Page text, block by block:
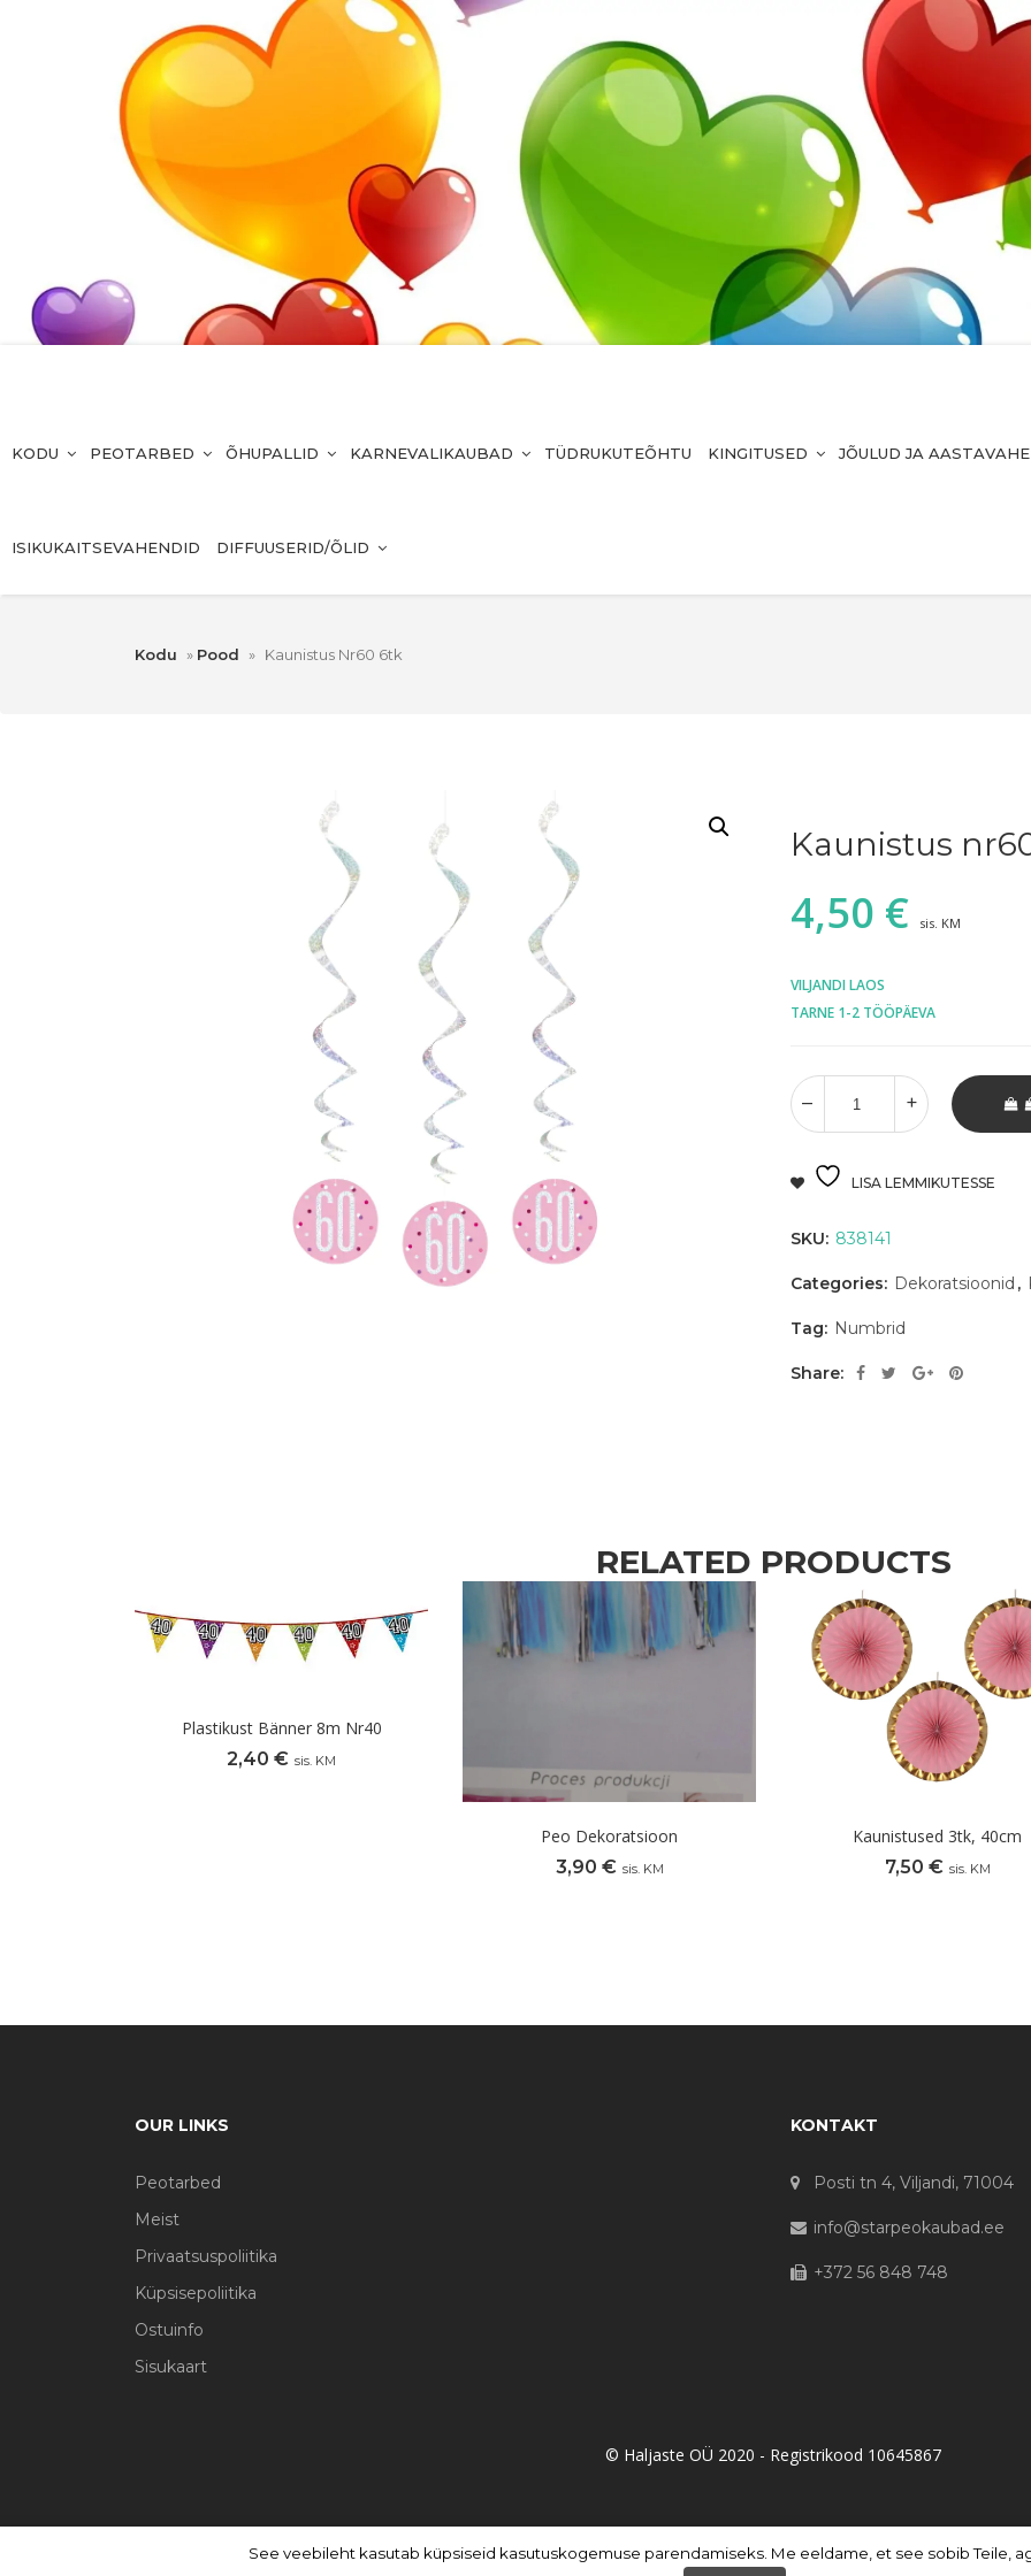
KODU PEOTARBED ÕHUPALLID KARNEVALIKAUBAD TÜDRUKUTEÕHTU KINGITUSED JÕULUD JA
ISIKUKAITSEVAHENDID DIFFUUSERID/ÕLID
Kodu » Pood » Kaunistus Nr60 6tk
Kaunistus
4,50 € sis. KM
VILJANDI LAOS
TARNE 1-2 TÖÖPÄEVA
LISA LEMMIKUTESSE
SKU: 838141
Categories: Dekoratsioonid ,
Tag: Numbrid
Share:
RELATED PRODUCTS
Plastikust Bänner 8m Nr40
2,40 € sis. KM
Peo Dekoratsioon
3,90 € sis. KM
Kaunistused 3tk, 40cm
7,50 € sis. KM
OUR LINKS
Peotarbed
Meist
Privaatsuspoliitika
Küpsisepoliitika
Ostuinfo
Sisukaart
KONTAKT
Posti tn 4, Viljandi, 71004
info@starpeokaubad.ee
+372 56 848 748
© Haljaste OÜ 2020 - Registrikood 10645867
See veebileht kasutab küpsiseid kasutuskogemuse parendamiseks. Me eeldame, et see sobib Teile,